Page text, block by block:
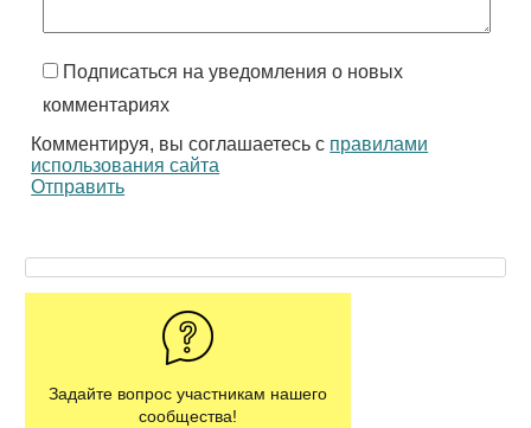
Подписаться на уведомления о новых
комментариях
Комментируя, вы соглашаетесь с правилами
использования сайта
Отправить
Задайте вопрос участникам нашего
сообщества!